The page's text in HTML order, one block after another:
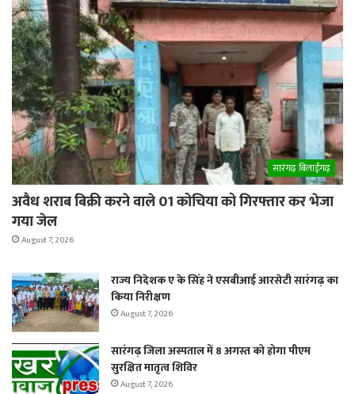
सारंगढ़ बिलाईगढ़
अवैध शराब बिक्री करने वाले 01 कोचिया को गिरफ्तार कर भेजा
गया जेल
August 7, 2026
राज्य निदेशक ए के सिंह ने एसबीआई आरसेटी सारंगढ़ का
किया निरीक्षण
August 7, 2026
सारंगढ़ जिला अस्पताल में 8 अगस्त को होगा पीएम
सुरक्षित मातृत्व शिविर
August 7, 2026